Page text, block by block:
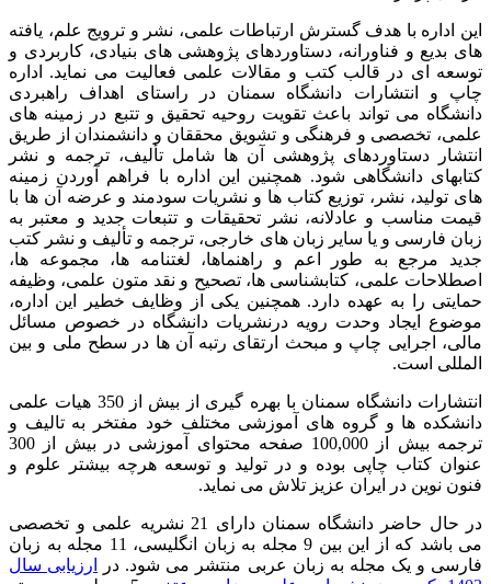
این اداره با هدف گسترش ارتباطات علمی، نشر و ترویج علم، یافته
های بدیع و فناورانه، دستاوردهای پژوهشی های بنیادی، کاربردی و
توسعه ای در قالب کتب و مقالات علمی فعالیت می نماید. اداره
چاپ و انتشارات دانشگاه سمنان در راستای اهداف راهبردی
دانشگاه می تواند باعث تقویت روحیه تحقیق و تتبع در زمینه های
علمی، تخصصی و فرهنگی و تشویق محققان و دانشمندان از طریق
انتشار دستاوردهای پژوهشی آن ها شامل تألیف، ترجمه و نشر
کتابهای دانشگاهی شود. همچنین این اداره با فراهم آوردن زمینه
های تولید، نشر، توزیع کتاب ها و نشریات سودمند و عرضه آن ها با
قیمت مناسب و عادلانه، نشر تحقیقات و تتبعات جدید و معتبر به
زبان فارسی و یا سایر زبان های خارجی، ترجمه و تألیف و نشر کتب
جدید مرجع به طور اعم و راهنماها، لغتنامه ها، مجموعه ها،
اصطلاحات علمی، کتابشناسی ها، تصحیح و نقد متون علمی، وظیفه
حمایتی را به عهده دارد. همچنین یکی از وظایف خطیر این اداره،
موضوع ایجاد وحدت رویه درنشریات دانشگاه در خصوص مسائل
مالی، اجرایی چاپ و مبحث ارتقای رتبه آن ها در سطح ملی و بین
المللی است.
انتشارات دانشگاه سمنان با بهره گیری از بیش از 350 هیات علمی
دانشکده ها و گروه های آموزشی مختلف خود مفتخر به تالیف و
ترجمه بیش از 100,000 صفحه محتوای آموزشی در بیش از 300
عنوان کتاب چاپی بوده و در تولید و توسعه هرچه بیشتر علوم و
فنون نوین در ایران عزیز تلاش می نماید.
در حال حاضر دانشگاه سمنان دارای 21 نشریه علمی و تخصصی
می باشد که از این بین 9 مجله به زبان انگلیسی، 11 مجله به زبان
فارسی و یک مجله به زبان عربی منتشر می شود. در
ارزیابی سال